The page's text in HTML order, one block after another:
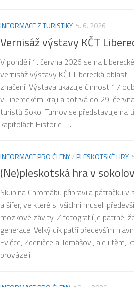
INFORMACE Z TURISTIKY 5. 6. 2026
Vernisáž výstavy KČT
V pondělí 1. června 2026 se na
vernisáž výstavy KČT Liberecká oblast
značení. Výstava ukazuje činnost 17
v Libereckém kraji a potrvá do 29.
turistů Sokol Turnov se představuje na
kapitolách Historie –...
INFORMACE PRO ČLENY/PLESKOTSKÉ HRY
(Ne)pleskotská hra v
Skupina Chromábu připravila pátračku v
a šifer, ve které si všichni museli
mozkové závity. Z fotografií je patrné,
generace. Velký dík patří především
Evičce, Zdeničce a Tomášovi, ale i těm,
provázeli.